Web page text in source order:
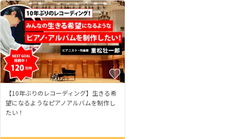
【10年ぶりのレコーディング】生きる希
望になるようなピアノアルバムを制作し
たい！